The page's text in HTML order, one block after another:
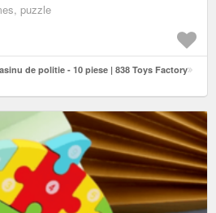
puzzle
de politie - 10 piese | 838 Toys Factory